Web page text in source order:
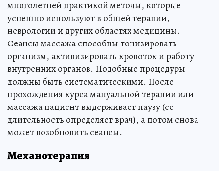
многолетней практикой методы, которые
успешно используют в общей терапии,
неврологии и других областях медицины.
Сеансы массажа способны тонизировать
организм, активизировать кровоток и работу
внутренних органов. Подобные процедуры
должны быть систематическими. После
прохождения курса мануальной терапии или
массажа пациент выдерживает паузу (ее
длительность определяет врач), а потом снова
может возобновить сеансы.
Механотерапия